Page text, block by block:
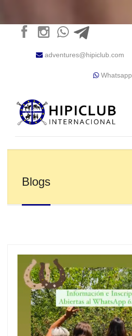
adventures@hipiclub.com
Whatsapp
Blogs